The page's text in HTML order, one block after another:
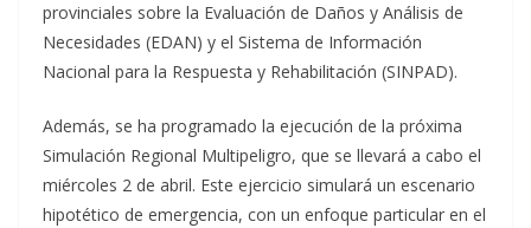
provinciales sobre la Evaluación de Daños y Análisis de
Necesidades (EDAN) y el Sistema de Información
Nacional para la Respuesta y Rehabilitación (SINPAD).
Además, se ha programado la ejecución de la próxima
Simulación Regional Multipeligro, que se llevará a cabo el
miércoles 2 de abril. Este ejercicio simulará un escenario
hipotético de emergencia, con un enfoque particular en el